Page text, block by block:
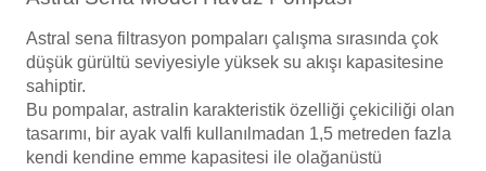
e Pool Expert
Bahçe Süs Havuzu
Endüstriyel Blower
Astral sena filtrasyon pompaları çalışma sırasında çok
düşük gürültü seviyesiyle yüksek su akışı kapasitesine
sahiptir.
Bu pompalar, astralin karakteristik özelliği çekiciliği olan
tasarımı, bir ayak valfi kullanılmadan 1,5 metreden fazla
kendi kendine emme kapasitesi ile olağanüstü